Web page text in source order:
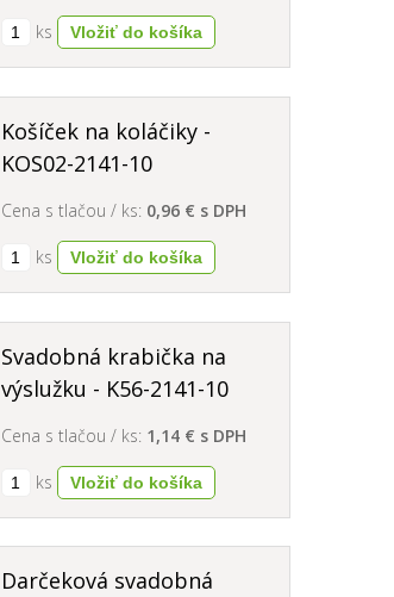
ks
Košíček na koláčiky -
KOS02-2141-10
Cena s tlačou / ks: 0,96 € s DPH
ks
Svadobná krabička na
výslužku - K56-2141-10
Cena s tlačou / ks: 1,14 € s DPH
ks
Darčeková svadobná